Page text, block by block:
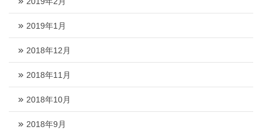
2019年1月
2018年12月
2018年11月
2018年10月
2018年9月